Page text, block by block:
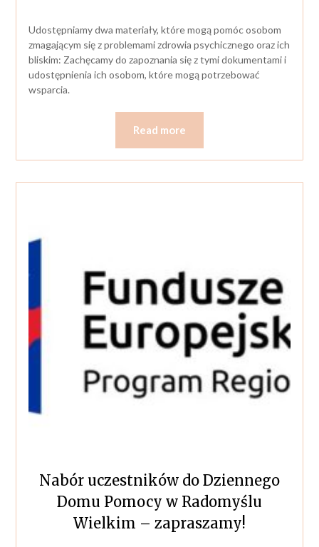
Udostępniamy dwa materiały, które mogą pomóc osobom
zmagającym się z problemami zdrowia psychicznego oraz ich
bliskim: Zachęcamy do zapoznania się z tymi dokumentami i
udostępnienia ich osobom, które mogą potrzebować
wsparcia.
Read more
Nabór uczestników do Dziennego
Domu Pomocy w Radomyślu
Wielkim – zapraszamy!